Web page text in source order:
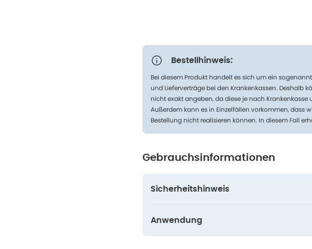
Bestellhinweis:
Bei diesem Produkt handelt es sich um ein
und Lieferverträge bei den Krankenkassen. Deshalb
nicht exakt angeben, da diese je nach
Außerdem kann es in Einzelfällen vorkommen, dass
Bestellung nicht realisieren können. In diesem Fall
Gebrauchsinformationen
Sicherheitshinweis
Anwendung